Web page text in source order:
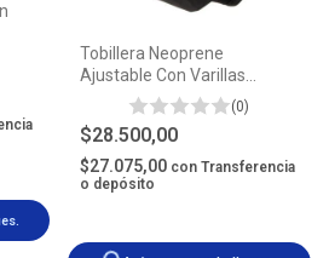
Tobillera Neoprene
Ajustable Con Varillas
Procer®
(0)
$28.500,00
$27.075,00 con Transferencia
o depósito